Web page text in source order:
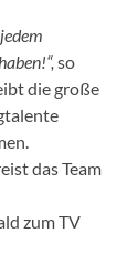
so
die große
das Team
zum TV